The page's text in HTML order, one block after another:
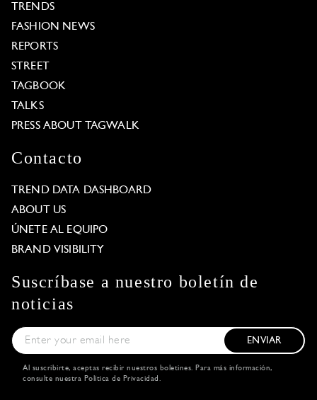
TRENDS
FASHION NEWS
REPORTS
STREET
TAGBOOK
TALKS
PRESS ABOUT TAGWALK
Contacto
TREND DATA DASHBOARD
ABOUT US
ÚNETE AL EQUIPO
BRAND VISIBILITY
Suscríbase a nuestro boletín de
noticias
ENVIAR
Al suscribirte, aceptas recibir nuestros boletines. Para más información,
consulte nuestra Política de Privacidad .